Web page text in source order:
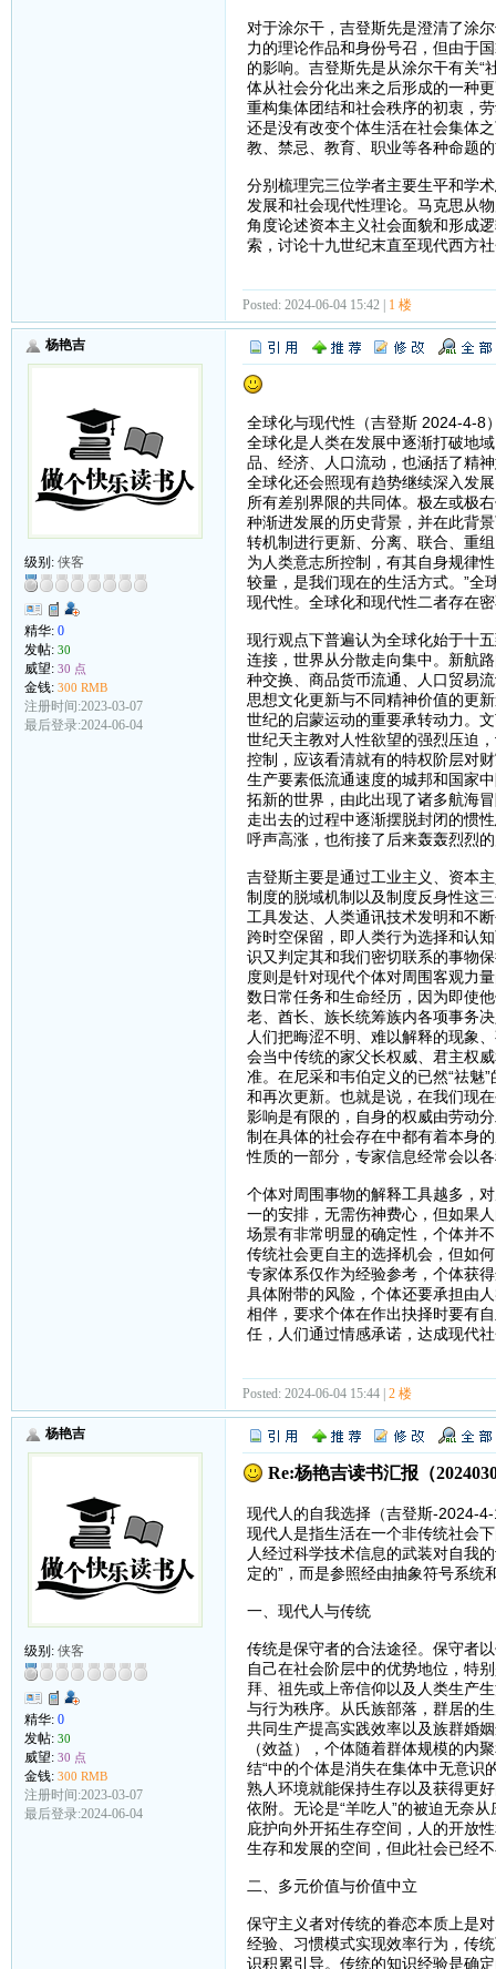
对于涂尔干，吉登斯先是澄清了涂
力的理论作品和身份号召，但由于
的影响。吉登斯先是从涂尔干有关“
体从社会分化出来之后形成的一种
重构集体团结和社会秩序的初衷，
还是没有改变个体生活在社会集体
教、禁忌、教育、职业等各种命题
分别梳理完三位学者主要生平和学
发展和社会现代性理论。马克思从
角度论述资本主义社会面貌和形成
索，讨论十九世纪末直至现代西方
Posted: 2024-06-04 15:42 | 1 楼
杨艳吉
级别: 侠客
精华: 0
发帖: 30
威望: 30 点
金钱: 300 RMB
注册时间:2023-03-07
最后登录:2024-06-04
全球化与现代性（吉登斯 2024-4-8
全球化是人类在发展中逐渐打破地
品、经济、人口流动，也涵括了精
全球化还会照现有趋势继续深入发
所有差别界限的共同体。极左或极
种渐进发展的历史背景，并在此背
转机制进行更新、分离、联合、重
为人类意志所控制，有其自身规律
较量，是我们现在的生活方式。”全
现代性。全球化和现代性二者存在
现行观点下普遍认为全球化始于十
连接，世界从分散走向集中。新航
种交换、商品货币流通、人口贸易
思想文化更新与不同精神价值的更
世纪的启蒙运动的重要承转动力。
世纪天主教对人性欲望的强烈压迫
控制，应该看清就有的特权阶层对
生产要素低流通速度的城邦和国家
拓新的世界，由此出现了诸多航海
走出去的过程中逐渐摆脱封闭的惯
呼声高涨，也衔接了后来轰轰烈烈
吉登斯主要是通过工业主义、资本
制度的脱域机制以及制度反身性这
工具发达、人类通讯技术发明和不
跨时空保留，即人类行为选择和认
识又判定其和我们密切联系的事物
度则是针对现代个体对周围客观力
数日常任务和生命经历，因为即使
老、酋长、族长统筹族内各项事务
人们把晦涩不明、难以解释的现象
会当中传统的家父长权威、君主权
准。在尼采和韦伯定义的已然“祛魅
和再次更新。也就是说，在我们现
影响是有限的，自身的权威由劳动
制在具体的社会存在中都有着本身
性质的一部分，专家信息经常会以
个体对周围事物的解释工具越多，
一的安排，无需伤神费心，但如果
场景有非常明显的确定性，个体并
传统社会更自主的选择机会，但如
专家体系仅作为经验参考，个体获
具体附带的风险，个体还要承担由
相伴，要求个体在作出抉择时要有
任，人们通过情感承诺，达成现代
Posted: 2024-06-04 15:44 | 2 楼
杨艳吉
级别: 侠客
精华: 0
发帖: 30
威望: 30 点
金钱: 300 RMB
注册时间:2023-03-07
最后登录:2024-06-04
Re:杨艳吉读书汇报（
现代人的自我选择（吉登斯-2024-
现代人是指生活在一个非传统社会
人经过科学技术信息的武装对自我
定的”，而是参照经由抽象符号系统
一、现代人与传统
传统是保守者的合法途径。保守者
自己在社会阶层中的优势地位，特
拜、祖先或上帝信仰以及人类生产
与行为秩序。从氏族部落，群居的
共同生产提高实践效率以及族群婚
（效益），个体随着群体规模的内
结“中的个体是消失在集体中无意识
熟人环境就能保持生存以及获得更
依附。无论是“羊吃人”的被迫无奈
庇护向外开拓生存空间，人的开放
生存和发展的空间，但此社会已经
二、多元价值与价值中立
保守主义者对传统的眷恋本质上是
经验、习惯模式实现效率行为，传
识积累引导。传统的知识经验是确